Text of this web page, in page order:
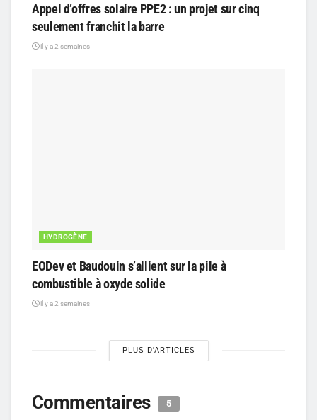
Appel d’offres solaire PPE2 : un projet sur cinq
seulement franchit la barre
il y a 2 semaines
HYDROGÈNE
EODev et Baudouin s’allient sur la pile à
combustible à oxyde solide
il y a 2 semaines
PLUS D'ARTICLES
Commentaires 5